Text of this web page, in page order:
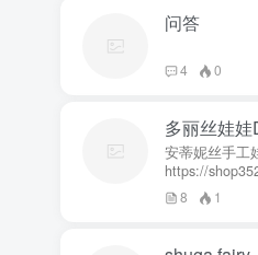
问答
4 0
多丽丝娃
安蒂妮丝手工
https://
8 1